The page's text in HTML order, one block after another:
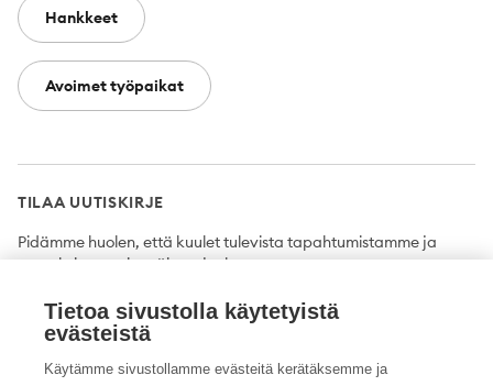
Hankkeet
Avoimet työpaikat
TILAA UUTISKIRJE
Pidämme huolen, että kuulet tulevista tapahtumistamme ja
uutuuksista ensimmäisten joukossa.
Tilaa
Tietoa sivustolla käytetyistä
evästeistä
Käytämme sivustollamme evästeitä kerätäksemme ja